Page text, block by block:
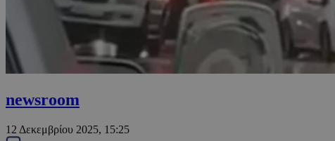
newsroom
12 Δεκεμβρίου 2025, 15:25